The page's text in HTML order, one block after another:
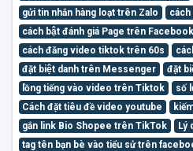
gửi tin nhắn hàng loạt trên Zalo
cách bật đánh giá Page trên Facebook
cách đăng video tiktok trên 60s
đặt biệt danh trên Messenger
đặt
lồng tiếng vào video trên Tiktok
số
Cách đặt tiêu đề video youtube
gắn link Bio Shopee trên TikTok
Lý
tag tên bạn bè vào tiểu sử trên